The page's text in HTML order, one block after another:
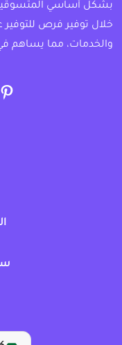
بشكل أساسي المتسوقين
خلال توفير فرص
والخدمات، مما يساهم